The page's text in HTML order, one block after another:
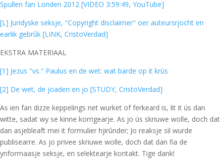
Spullen fan Londen 2012 [VIDEO 3:59:49, YouTube]
[L] Juridyske seksje, "Copyright disclaimer" oer auteursrjocht en
earlik gebrûk [LINK, CristoVerdad]
EKSTRA MATERIAAL
[1] Jezus "vs." Paulus en de wet: wat barde op it krús
[2] De wet, de joaden en jo [STUDY, CristoVerdad]
As ien fan dizze keppelings net wurket of ferkeard is, lit it ús dan
witte, sadat wy se kinne korrigearje. As jo ús skriuwe wolle, doch dat
dan asjebleaft mei it formulier hjirûnder; Jo reaksje sil wurde
publisearre. As jo privee skriuwe wolle, doch dat dan fia de
ynformaasje seksje, en selektearje kontakt. Tige dank!